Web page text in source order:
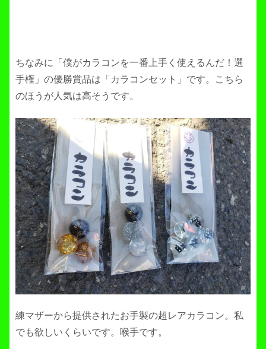
ちなみに「僕がカラコンを一番上手く使えるんだ！選
手権」の優勝賞品は「カラコンセット」です。こちら
のほうが人気は高そうです。
練マザーから提供されたお手製の超レアカラコン。私
でも欲しいくらいです。喉手です。